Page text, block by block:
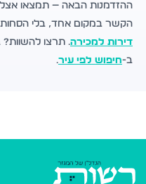
ההזדמנות הבאה — תמצאו
הקשר במקום אחד, בלי הסחות
דירות למכירה. תרצו
ב-חיפוש לפי עיר.